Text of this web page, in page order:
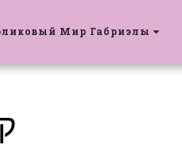
Мир Габриэлы